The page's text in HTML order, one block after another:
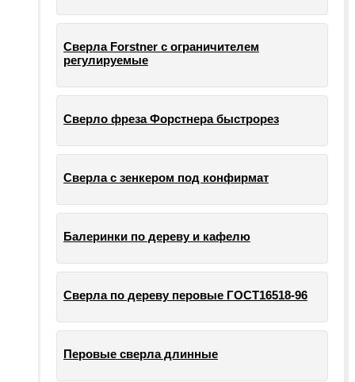
Сверла Forstner с ограничителем
регулируемые
Сверло фреза Форстнера быстрорез
Сверла с зенкером под конфирмат
Балеринки по дереву и кафелю
Сверла по дереву перовые ГОСТ16518-96
Перовые сверла длинные